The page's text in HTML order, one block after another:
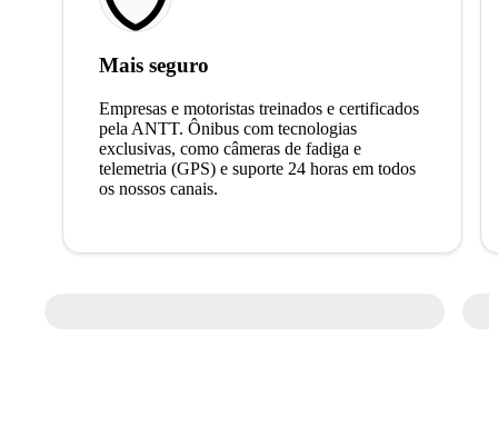
Mais seguro
Empresas e motoristas treinados e certificados
pela ANTT. Ônibus com tecnologias
exclusivas, como câmeras de fadiga e
telemetria (GPS) e suporte 24 horas em todos
os nossos canais.